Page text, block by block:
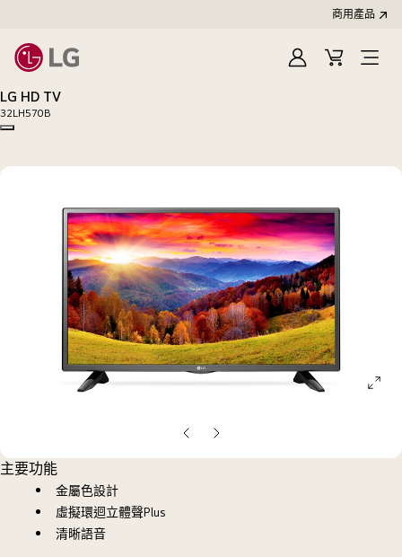
商用產品
登
購
LG HD TV
32LH570B
Copy model name
上
一
下
一
主要功能
金屬色設計
虛擬環迴立體聲Plus
清晰語音